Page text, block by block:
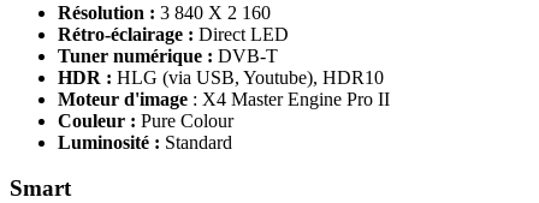
Résolution : 3 840 X 2 160
Rétro-éclairage : Direct LED
Tuner numérique : DVB-T
HDR : HLG (via USB, Youtube), HDR10
Moteur d'image : X4 Master Engine Pro II
Couleur : Pure Colour
Luminosité : Standard
Smart